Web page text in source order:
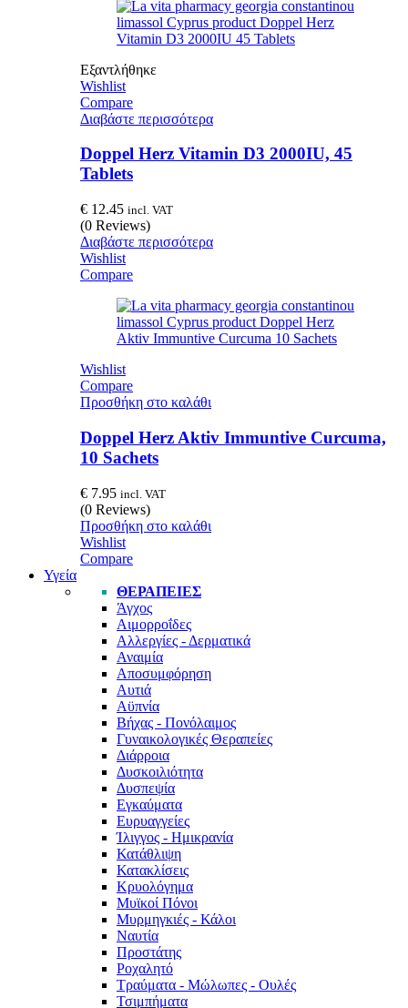
Εξαντλήθηκε
Wishlist
Compare
Διαβάστε περισσότερα
Doppel Herz Vitamin D3 2000IU, 45
Tablets
€ 12.45 incl. VAT
(0 Reviews)
Διαβάστε περισσότερα
Wishlist
Compare
Wishlist
Compare
Προσθήκη στο καλάθι
Doppel Herz Aktiv Immuntive Curcuma,
10 Sachets
€ 7.95 incl. VAT
(0 Reviews)
Προσθήκη στο καλάθι
Wishlist
Compare
Υγεία
ΘΕΡΑΠΕΊΕΣ
Άγχος
Αιμορροΐδες
Αλλεργίες - Δερματικά
Αναιμία
Αποσυμφόρηση
Αυτιά
Αϋπνία
Βήχας - Πονόλαιμος
Γυναικολογικές Θεραπείες
Διάρροια
Δυσκοιλιότητα
Δυσπεψία
Εγκαύματα
Ευρυαγγείες
Ίλιγγος - Ημικρανία
Κατάθλιψη
Κατακλίσεις
Κρυολόγημα
Μυϊκοί Πόνοι
Μυρμηγκιές - Κάλοι
Ναυτία
Προστάτης
Ροχαλητό
Τραύματα - Μώλωπες - Ουλές
Τσιμπήματα